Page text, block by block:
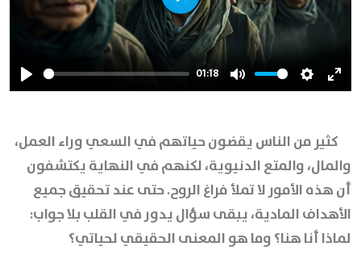
Play
01:18
Mute Settings
Play
كثير من الناس يقضون حياتهم في السعي وراء العمل،
والمال، والمتع الدنيوية، لكنهم في النهاية يكتشفون
أن هذه الأمور لا تملأ فراغ الروح. حتى عند تحقيق جميع
الأهداف المادية، يبقى سؤال يدور في القلب بلا جواب:
لماذا أنا هنا؟ وما هو المعنى الحقيقي لحياتي؟